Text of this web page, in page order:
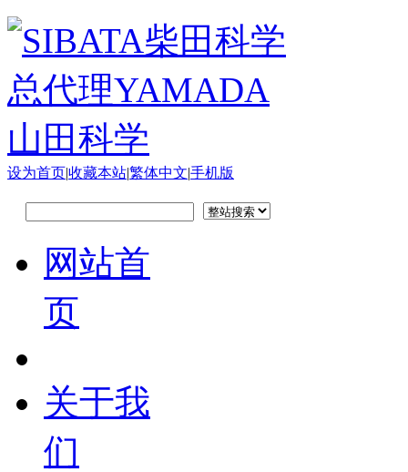
设为首页|收藏本站|繁体中文|手机版
网站首
页
关于我
们